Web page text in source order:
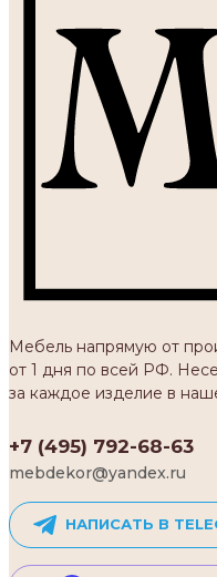
Мебель напрямую от
от 1 дня по всей РФ.
за каждое изделие в
+7 (495) 792-68-63
mebdekor@yandex.ru
НАПИСАТЬ В